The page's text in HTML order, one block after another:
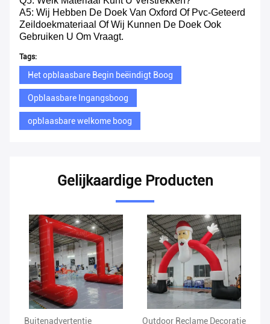
A5: Wij Hebben De Doek Van Oxford Of Pvc-Geteerd
Zeildoekmateriaal Of Wij Kunnen De Doek Ook
Gebruiken U Om Vraagt.
Tags:
Het opblaasbare Begin beëindigt Boog
Opblaasbare Ingangsboog
opblaasbare welkome boog
Gelijkaardige Producten
Buitenadvertentie
Outdoor Reclame Decoratie